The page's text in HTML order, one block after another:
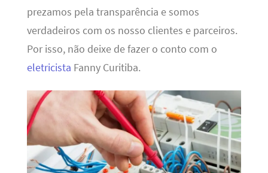
prezamos pela transparência e somos
verdadeiros com os nosso clientes e parceiros.
Por isso, não deixe de fazer o conto com o
eletricista Fanny Curitiba.